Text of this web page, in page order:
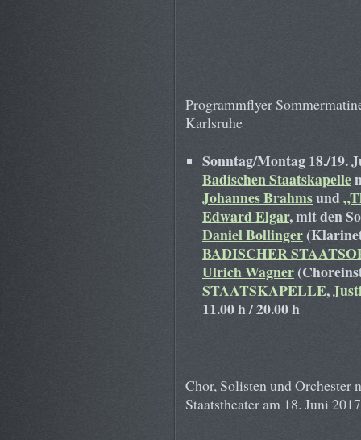
Programmflyer
Karlsruhe
Sonntag/Montag 18./19.
Badischen Staatskapelle
Johannes Brahmsund
Edward Elgar, mit den
Daniel Bollinger
BADISCHER
Ulrich Wagner
STAATSKAPELLE,
11.00 h / 20.00 h
Chor, Solisten und Orchester
Staatstheater am 18. Juni 2017